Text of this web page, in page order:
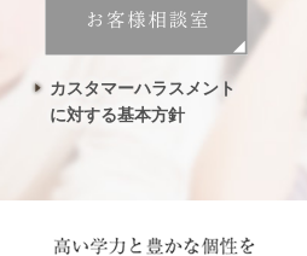
カスタマーハラスメント
に対する基本方針